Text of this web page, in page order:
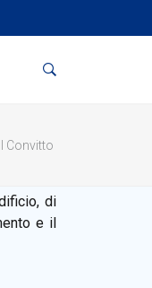
Il Convitto
di
e il